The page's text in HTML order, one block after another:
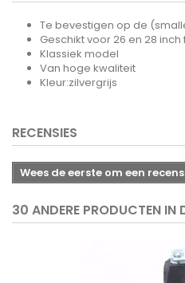
Te bevestigen op de
Geschikt voor 26 en 28 inch
Klassiek model
Van hoge kwaliteit
Kleur:zilvergrijs
RECENSIES
Wees de eerste om een
30 ANDERE PRODUCTEN IN